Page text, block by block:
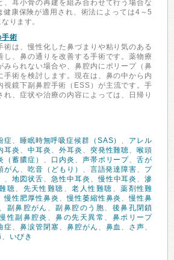
、耳小骨の再建を組み合わせて行う場合な
健康保険が適用され、術法によっては4～5
ります。
手術
術は、慢性化した鼻づまりや粘り気のある
し、鼻の通りを改善する手術です。薬物療
みられない場合や、鼻腔内にポリープ（鼻
手術を検討します。現在は、鼻の中から内
視鏡下副鼻腔手術（ESS）が主流です。手
れ、症状や治療の内容によっては、日帰り
症、 睡眠時無呼吸症候群（SAS） 、 アレル
耳炎 、 中耳炎 、 外耳炎 、 突発性難聴、喉頭
（蓄膿症） 、 口内炎 、 声帯ポリープ、舌が
がん 、 吃音（どもり） 、 言語発達障害、 プ
、 地図状舌、 急性中耳炎 、慢性中耳炎 、滲
聴、 先天性難聴 、老人性難聴 、薬剤性難
慢性肥厚性鼻炎 、慢性萎縮性鼻炎 、慢性鼻
、 副鼻腔がん 、副鼻腔のう胞、 後鼻孔閉鎖
性副鼻腔炎 、鼻の先天異常 、 鼻ポリープ
症、 鼻涙管閉塞、 鼻腔がん 、 鼻血 、 さ声、
、 いびき